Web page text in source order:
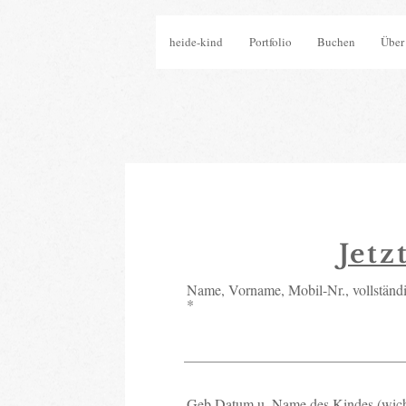
heide-kind Portfolio Buchen
Name, Vorname, Mobil-Nr.,
Name, Vorname, Mobil-Nr.,